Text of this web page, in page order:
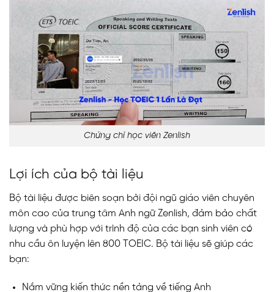
Chứng chỉ học viên Zenlish
Lợi ích của bộ tài liệu
Bộ tài liệu được biên soạn bởi đội ngũ giáo viên chuyên
môn cao của trung tâm Anh ngữ Zenlish, đảm bảo chất
lượng và phù hợp với trình độ của các bạn sinh viên có
nhu cầu ôn luyện lên 800 TOEIC. Bộ tài liệu sẽ giúp các
bạn:
Nắm vững kiến thức nền tảng về tiếng Anh